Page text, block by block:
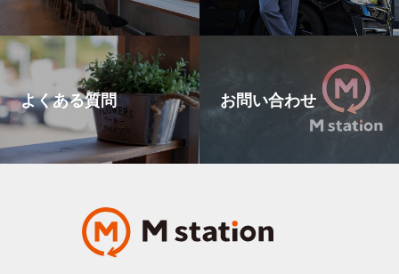
よくある質問 お問い合わせ